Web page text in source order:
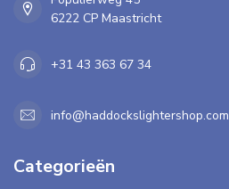
6222 CP Maastricht
+31 43 363 67 34
info@haddockslightershop.com
Categorieën